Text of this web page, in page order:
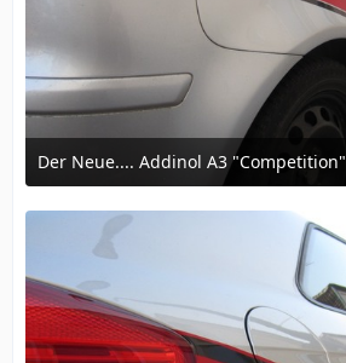
Der Neue.... Addinol A3 "Competition"
12. März 2016 um 16:57